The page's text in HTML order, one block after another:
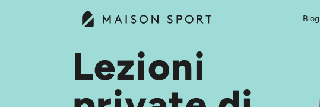
Blog
Lezioni